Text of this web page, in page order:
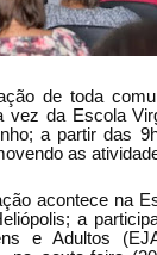
de toda
vez da Escola
a partir das
as
acontece na
a
e Adultos